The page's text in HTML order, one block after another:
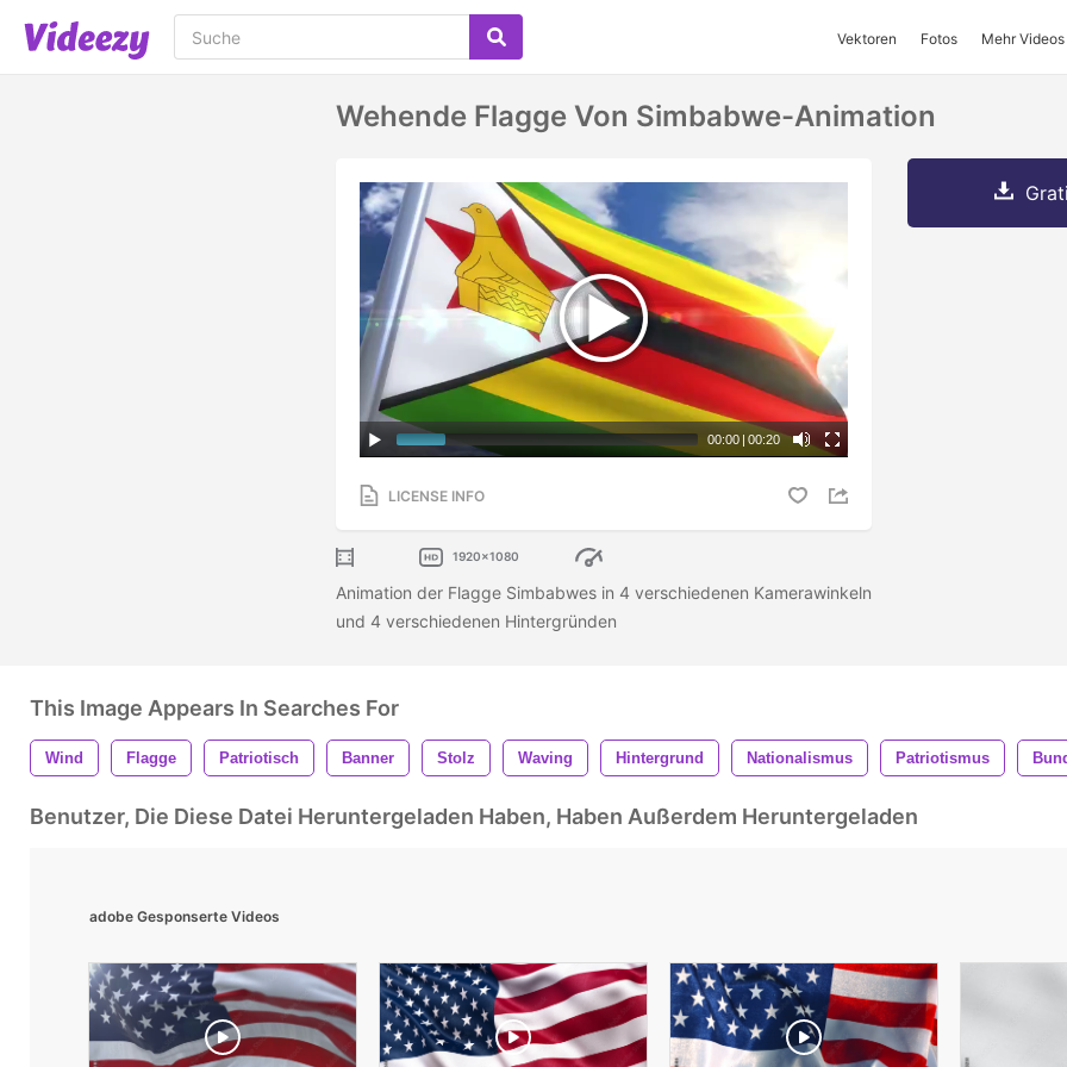
Vektoren Fotos Mehr Videos
Wehende Flagge Von Simbabwe-Animation
00:00 | 00:20
LICENSE INFO
1920x1080
Animation der Flagge Simbabwes in 4 verschiedenen Kamerawinkeln
und 4 verschiedenen Hintergründen
This Image Appears In Searches For
Wind Flagge Patriotisch Banner Stolz Waving Hintergrund Nationalismus Patriotismus
Benutzer, Die Diese Datei Heruntergeladen Haben, Haben Außerdem Heruntergeladen
adobe Gesponserte Videos